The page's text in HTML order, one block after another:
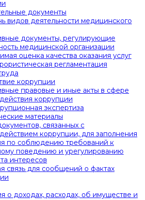
документы
видов деятельности медицинского
документы, регулирующие
медицинской организации
оценка качества оказания услуг
регламентация
коррупции
правовые и иные акты в сфере
коррупции
экспертиза
материалы
связанных с
коррупции, для заполнения
по соблюдению требований к
поведению и урегулированию
интересов
связь для сообщений о фактах
о доходах, расходах, об имуществе и